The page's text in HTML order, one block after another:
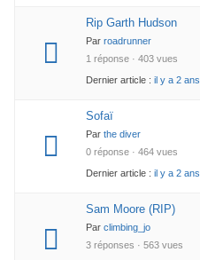
Rip Garth Hudson
Par roadrunner
1 réponse · 403 vues
Dernier article : il y a 2 ans
Sofaï
Par the diver
0 réponse · 464 vues
Dernier article : il y a 2 ans
Sam Moore (RIP)
Par climbing_jo
3 réponses · 563 vues